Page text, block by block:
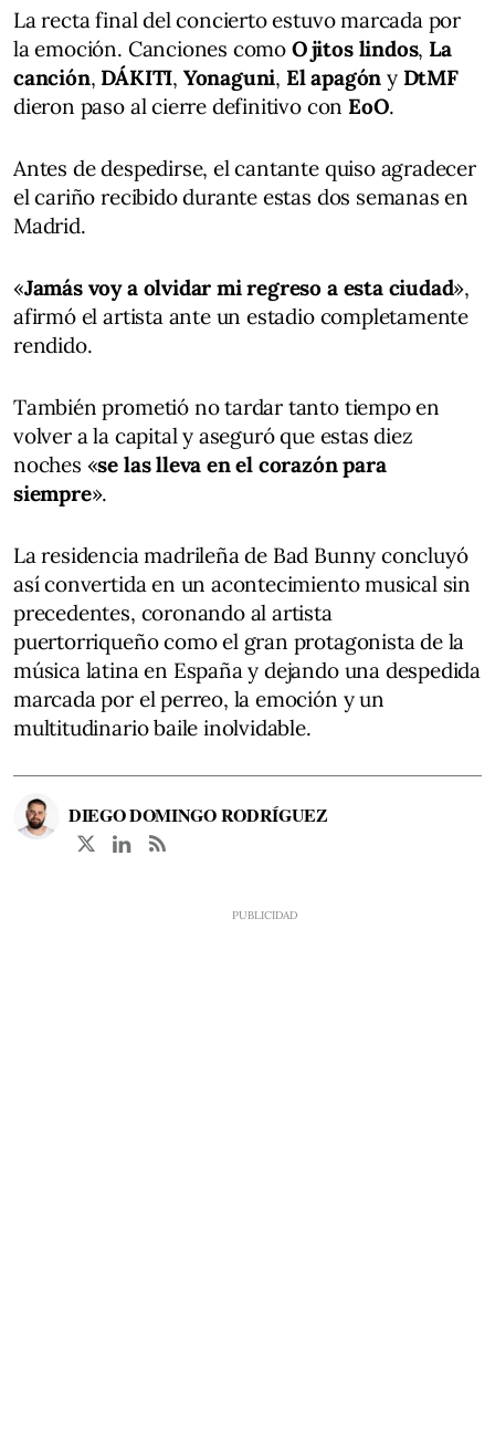
La recta final del concierto estuvo marcada por
la emoción. Canciones como Ojitos lindos, La
canción, DÁKITI, Yonaguni, El apagón y DtMF
dieron paso al cierre definitivo con EoO.
Antes de despedirse, el cantante quiso agradecer
el cariño recibido durante estas dos semanas en
Madrid.
«Jamás voy a olvidar mi regreso a esta ciudad»,
afirmó el artista ante un estadio completamente
rendido.
También prometió no tardar tanto tiempo en
volver a la capital y aseguró que estas diez
noches «se las lleva en el corazón para
siempre».
La residencia madrileña de Bad Bunny concluyó
así convertida en un acontecimiento musical sin
precedentes, coronando al artista
puertorriqueño como el gran protagonista de la
música latina en España y dejando una despedida
marcada por el perreo, la emoción y un
multitudinario baile inolvidable.
DIEGO DOMINGO RODRÍGUEZ